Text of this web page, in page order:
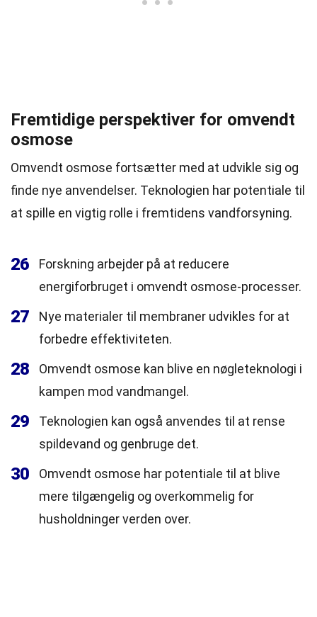
Fremtidige perspektiver for omvendt
osmose
Omvendt osmose fortsætter med at udvikle sig og
finde nye anvendelser. Teknologien har potentiale til
at spille en vigtig rolle i fremtidens vandforsyning.
26
Forskning arbejder på at reducere
energiforbruget i omvendt osmose-processer.
27
Nye materialer til membraner udvikles for at
forbedre effektiviteten.
28
Omvendt osmose kan blive en nøgleteknologi i
kampen mod vandmangel.
29
Teknologien kan også anvendes til at rense
spildevand og genbruge det.
30
Omvendt osmose har potentiale til at blive
mere tilgængelig og overkommelig for
husholdninger verden over.